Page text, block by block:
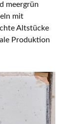
meergrün
mit
Altstücke
Produktion